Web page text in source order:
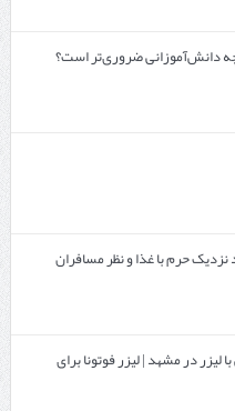
دانش‌آموزانی ضروری‌تر است؟
در مشهد | لیزر فوتونا برای